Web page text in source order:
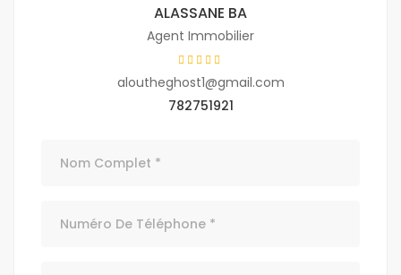
ALASSANE BA
Agent Immobilier
aloutheghost1@gmail.com
782751921